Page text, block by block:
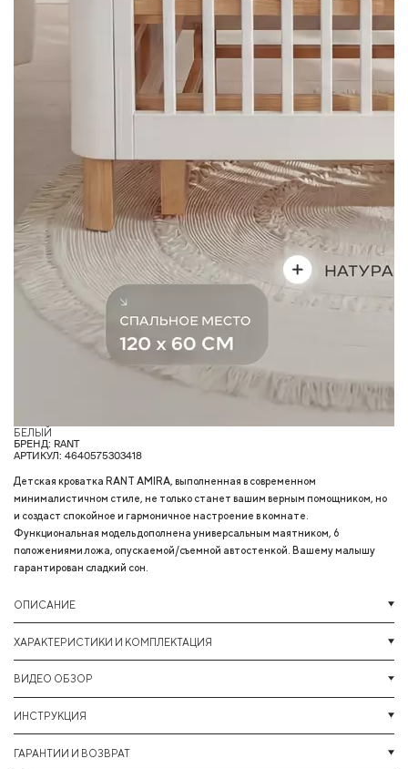
БЕЛЫЙ
БРЕНД: RANT
АРТИКУЛ: 4640575303418
Детская кроватка RANT AMIRA, выполненная в современном
минималистичном стиле, не только станет вашим верным помощником, но
и создаст спокойное и гармоничное настроение в комнате.
Функциональная модель дополнена универсальным маятником, 6
положениями ложа, опускаемой/съемной автостенкой. Вашему малышу
гарантирован сладкий сон.
ОПИСАНИЕ
ХАРАКТЕРИСТИКИ И КОМПЛЕКТАЦИЯ
ВИДЕО ОБЗОР
ИНСТРУКЦИЯ
ГАРАНТИИ И ВОЗВРАТ